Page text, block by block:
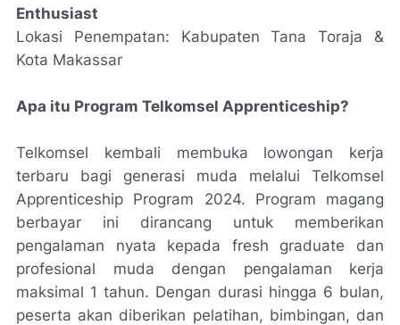
Enthusiast
Lokasi Penempatan: Kabupaten Tana Toraja &
Kota Makassar
Apa itu Program Telkomsel Apprenticeship?
Telkomsel kembali membuka lowongan kerja
terbaru bagi generasi muda melalui Telkomsel
Apprenticeship Program 2024. Program magang
berbayar ini dirancang untuk memberikan
pengalaman nyata kepada fresh graduate dan
profesional muda dengan pengalaman kerja
maksimal 1 tahun. Dengan durasi hingga 6 bulan,
peserta akan diberikan pelatihan, bimbingan, dan